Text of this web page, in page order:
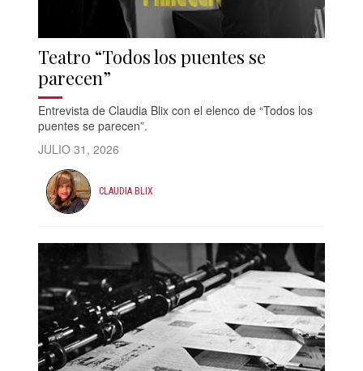
Teatro “Todos los puentes se
parecen”
Entrevista de Claudia Blix con el elenco de “Todos los
puentes se parecen”.
JULIO 31, 2026
CLAUDIA BLIX